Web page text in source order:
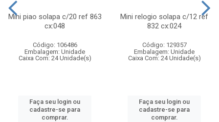
Mini piao solapa c/20 ref 863
cx:048
Código: 106486
Embalagem: Unidade
Caixa Com: 24 Unidade(s)
Faça seu login ou
cadastre-se para
comprar.
Mini relogio solapa c/12 ref
832 cx:024
Código: 129357
Embalagem: Unidade
Caixa Com: 24 Unidade(s)
Faça seu login ou
cadastre-se para
comprar.